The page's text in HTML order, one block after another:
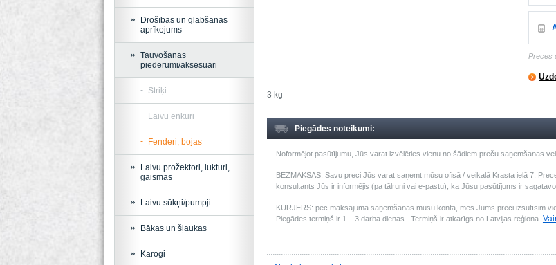
Preces
3 kg
Piegādes noteikumi:
Noformējot pasūtījumu, Jūs varat izvēlēties vienu no šādiem preču saņemšanas
BEZMAKSAS: Savu preci Jūs varat saņemt mūsu ofisā / veikalā Krasta ielā 7.
konsultants Jūs ir informējis (pa tālruni vai e-pastu), ka Jūsu pasūtījums ir
KURJERS: pēc maksājuma saņemšanas mūsu kontā, mēs Jums preci izsūtīsim
Piegādes termiņš ir 1 – 3 darba dienas . Termiņš ir atkarīgs no Latvijas reģiona.
Drošības un glābšanas
aprīkojums
Tauvošanas
piederumi/aksesuāri
Striķi
Laivu enkuri
Fenderi, bojas
Laivu prožektori, lukturi,
gaismas
Laivu sūkņi/pumpji
Bākas un šļaukas
Karogi